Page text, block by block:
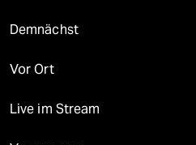
Demnächst
Vor Ort
Live im Stream